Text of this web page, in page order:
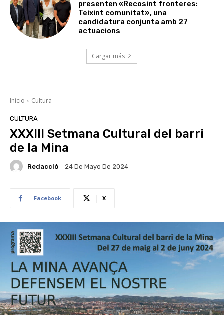
presenten «Recosint fronteres:
Teixint comunitat», una
candidatura conjunta amb 27
actuacions
Cargar más